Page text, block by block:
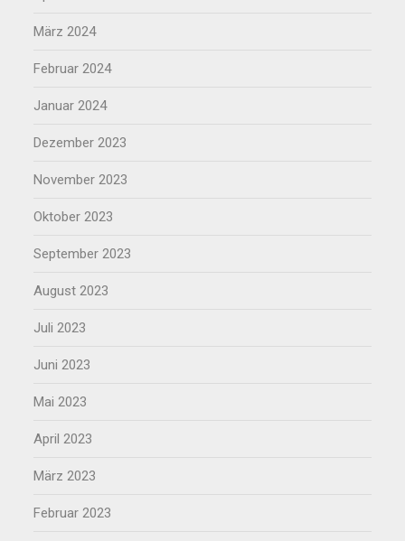
März 2024
Februar 2024
Januar 2024
Dezember 2023
November 2023
Oktober 2023
September 2023
August 2023
Juli 2023
Juni 2023
Mai 2023
April 2023
März 2023
Februar 2023